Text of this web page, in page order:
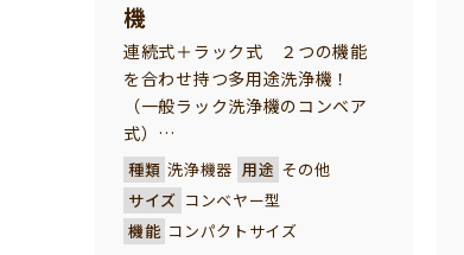
機
連続式＋ラック式 ２つの機能
を合わせ持つ多用途洗浄機！
（一般ラック洗浄機のコンベア
式）
ラック式洗浄機としても、連続
式洗浄機としても御使用いただ
ける１台２役の多用途洗浄機で
す。 その時々で、最適の洗浄方
種類 洗浄機器 用途 その他
サイズ コンベヤー型
機能 コンパクトサイズ